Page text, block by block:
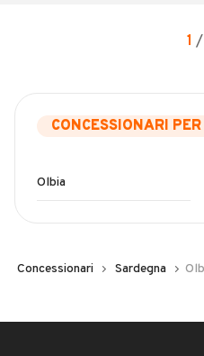
1 /
CONCESSIONARI
Olbia
Concessionari Sardegna